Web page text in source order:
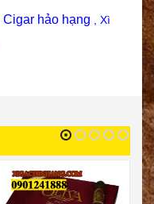
Cigar hảo hạng , Xì